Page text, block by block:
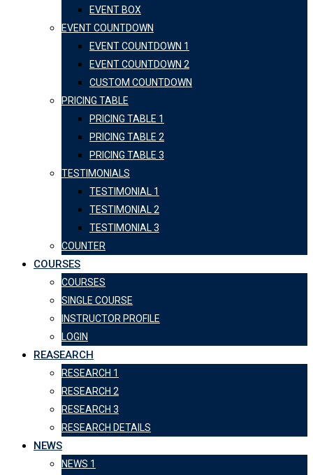
EVENT BOX
EVENT COUNTDOWN
EVENT COUNTDOWN 1
EVENT COUNTDOWN 2
CUSTOM COUNTDOWN
PRICING TABLE
PRICING TABLE 1
PRICING TABLE 2
PRICING TABLE 3
TESTIMONIALS
TESTIMONIAL 1
TESTIMONIAL 2
TESTIMONIAL 3
COUNTER
COURSES
COURSES
SINGLE COURSE
INSTRUCTOR PROFILE
LOGIN
REASEARCH
RESEARCH 1
RESEARCH 2
RESEARCH 3
RESEARCH DETAILS
NEWS
NEWS 1